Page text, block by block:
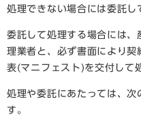
処理できない場合には委託し
委託して処理する場合には
理業者と、必ず書面により
表(マニフェスト)を交付して
処理や委託にあたっては、次
す。